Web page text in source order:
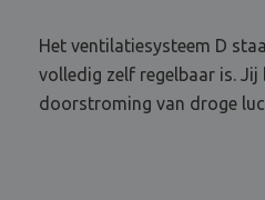
Het ventilatiesysteem D
volledig zelf regelbaar is. Jij
doorstroming van droge